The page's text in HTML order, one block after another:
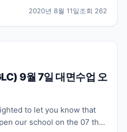
국에서 먼저 수강하는 것으
고 계십니다. 온라인 수업은
2020년 8월 11일조회 262
9월 7일 대면수업 오
to let you know that
our school on the 07 th